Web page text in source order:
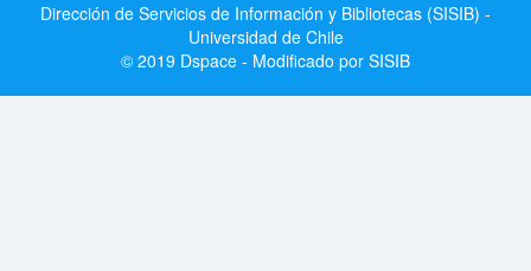
Dirección de Servicios de Información y Bibliotecas (SISIB) -
Universidad de Chile
© 2019 Dspace - Modificado por SISIB